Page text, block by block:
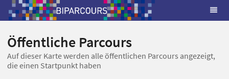
Öffentliche Parcours
Auf dieser Karte werden alle öffentlichen Parcours angezeigt,
die einen Startpunkt haben